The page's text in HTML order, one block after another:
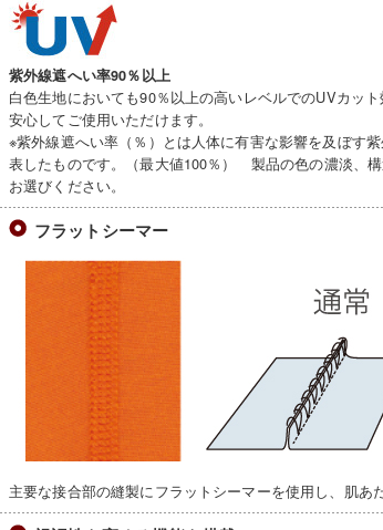
紫外線遮へい率90％以上
白色生地においても90％以上の高いレベルでのUVカッ
安心してご使用いただけます。
※紫外線遮へい率（％）とは人体に有害な影響を及ぼす
表したものです。（最大値100％） 製品の色の濃淡、
お選びください。
フラットシーマー
主要な接合部の縫製にフラットシーマーを使用し、肌あ